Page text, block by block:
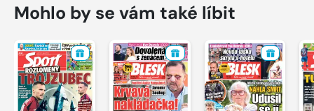
Mohlo by se vám také líbit